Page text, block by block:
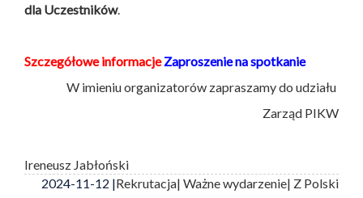
dla Uczestników.
Szczegółowe informacje Zaproszenie na spotkanie
W imieniu organizatorów zapraszamy do udziału
Zarząd PIKW
Ireneusz Jabłoński
2024-11-12 |Rekrutacja| Ważne wydarzenie| Z Polski